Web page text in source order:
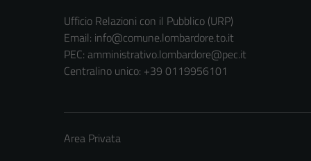
Ufficio Relazioni con il Pubblico (URP)
Email: info@comune.lombardore.to.it
PEC: amministrativo.lombardore@pec.it
Centralino unico: +39 0119956101
Area Privata